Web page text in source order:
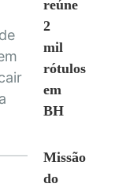
reúne
2
mil
rótulos
em
BH
Missão
do